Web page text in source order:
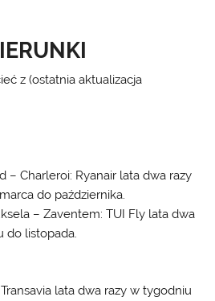
z (ostatnia aktualizacja
– Charleroi: Ryanair lata dwa razy
do października.
– Zaventem: TUI Fly lata dwa
do listopada.
lata dwa razy w tygodniu